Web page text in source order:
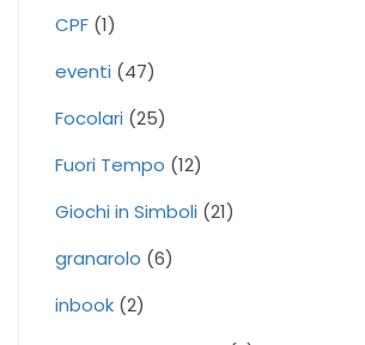
CPF (1)
eventi (47)
Focolari (25)
Fuori Tempo (12)
Giochi in Simboli (21)
granarolo (6)
inbook (2)